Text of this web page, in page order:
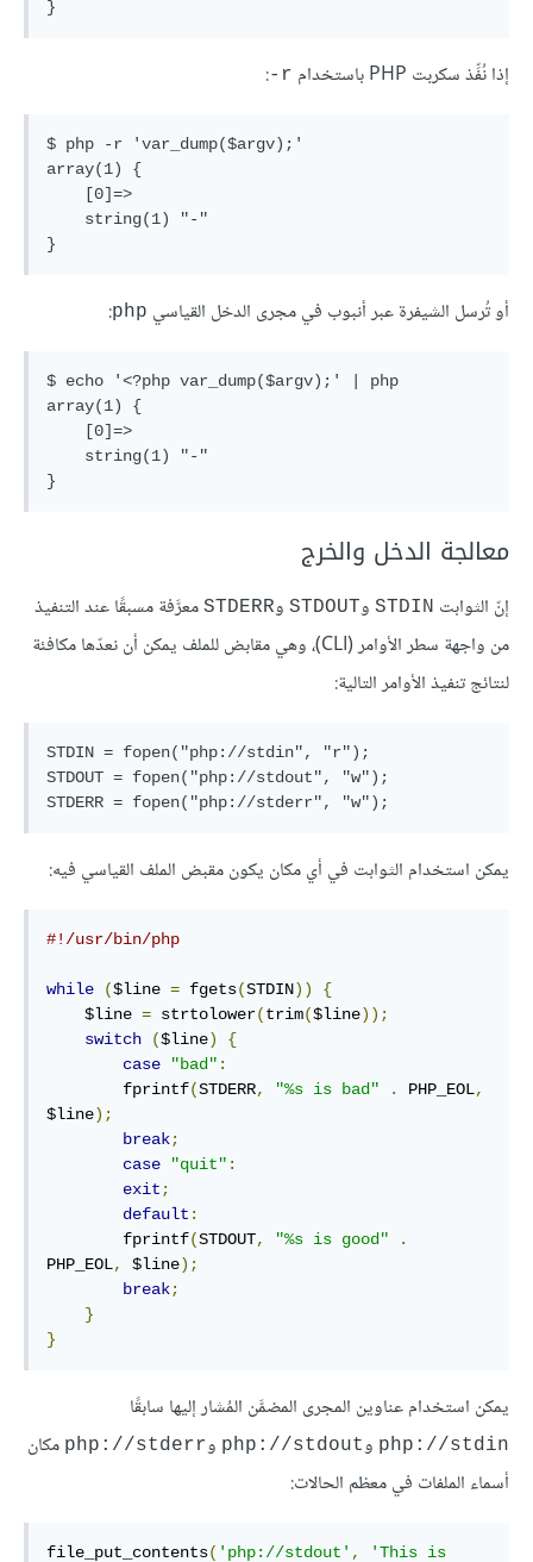
إذا نُفِّذ سكربت PHP باستخدام ‎-r
:
$ php -r 'var_dump($argv);'
array(1) {
أو تُرسل الشيفرة عبر أنبوب في مجرى الدخل القياسي php
:
$ echo '<?php var_dump($argv);' | php
array(1) {
معالجة الدخل والخرج
إنّ الثوابت STDIN وSTDOUT وSTDERR معرَّفة مسبقًا عند التنفيذ
من واجهة سطر الأوامر (CLI)، وهي مقابض للملف يمكن أن نعدّها مكافئة
لنتائج تنفيذ الأوامر التالية:
STDIN = fopen("php://stdin", "r");
STDOUT = fopen("php://stdout", "w");
يمكن استخدام الثوابت في أي مكان يكون مقبض الملف القياسي فيه:
#!/usr/bin/php
while ($line = fgets(STDIN))
{
    $line
= strtolower(trim($line));
switch
($line)
{
case
"bad" :
        fprintf
(STDERR, "%s is bad" . PHP_EOL,
$line);
break;
case
"quit" :
exit;
default :
        fprintf
(STDOUT, "%s is good"
.
PHP_EOL, $line);
break;
}
}
يمكن استخدام عناوين المجرى المضمَّن المُشار إليها سابقًا
php://stdin وphp://stdout وphp://stderr مكان
أسماء الملفات في معظم الحالات:
file_put_contents( 'php://stdout' ,
'This is